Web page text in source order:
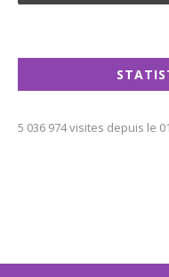
5 036 974 visites depuis le